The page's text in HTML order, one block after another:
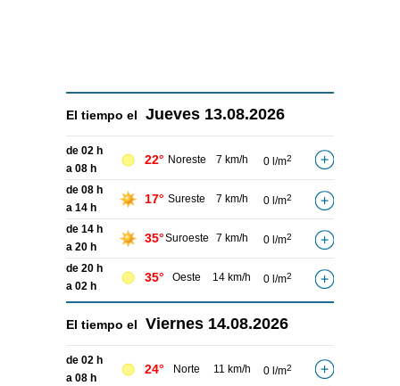
El tiempo el Jueves 13.08.2026
de 02 h
a 08 h
22° Noreste 7 km/h 0 l/m2
de 08 h
a 14 h
17° Sureste 7 km/h 0 l/m2
de 14 h
a 20 h
35°Suroeste 7 km/h 0 l/m2
de 20 h
a 02 h
35° Oeste 14 km/h 0 l/m2
El tiempo el Viernes 14.08.2026
de 02 h
a 08 h
24° Norte 11 km/h 0 l/m2